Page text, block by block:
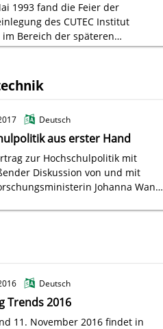
1993 fand die Feier der
des CUTEC Institut
im Bereich der späteren
statt.
Deutsch
aus erster Hand
zur Hochschulpolitik mit
Diskussion von und mit
Johanna Wanka
Deutsch
Trends 2016
11. November 2016 findet in